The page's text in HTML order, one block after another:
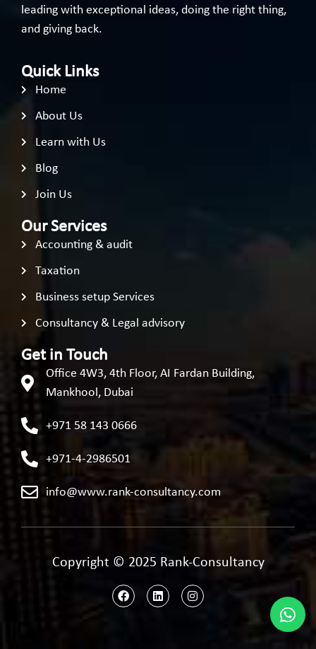
leading with exceptional ideas, doing the right thing,
and giving back.
Quick Links
Home
About Us
Learn with Us
Blog
Join Us
Our Services
Accounting & audit
Taxation
Business setup Services
Consultancy & Legal advisory
Get in Touch
Office 4W3, 4th Floor, AI Fardan Building,
Mankhool, Dubai
+971 58 143 0666
+971-4-2986501
info@www.rank-consultancy.com
Copyright © 2025 Rank-Consultancy